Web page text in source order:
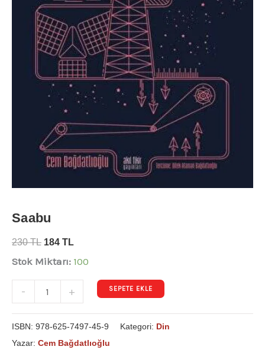
Saabu
230TL 184 TL
Stok Miktarı: 100
- + SEPETE EKLE
ISBN: 978-625-7497-45-9 Kategori: Din
Yazar: Cem Bağdatlıoğlu